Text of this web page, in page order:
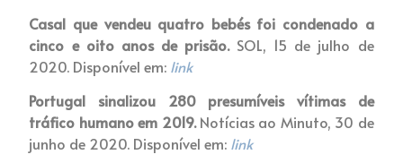
Casal que vendeu quatro bebés foi condenado a
cinco e oito anos de prisão. SOL, 15 de julho de
2020. Disponível em: link
Portugal sinalizou 280 presumíveis vítimas de
tráfico humano em 2019.Notícias ao Minuto, 30 de
junho de 2020. Disponível em: link